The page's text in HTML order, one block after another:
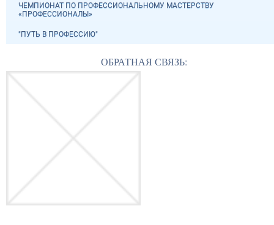
ЧЕМПИОНАТ ПО ПРОФЕССИОНАЛЬНОМУ МАСТЕРСТВУ
«ПРОФЕССИОНАЛЫ»
"ПУТЬ В ПРОФЕССИЮ"
ОБРАТНАЯ СВЯЗЬ: